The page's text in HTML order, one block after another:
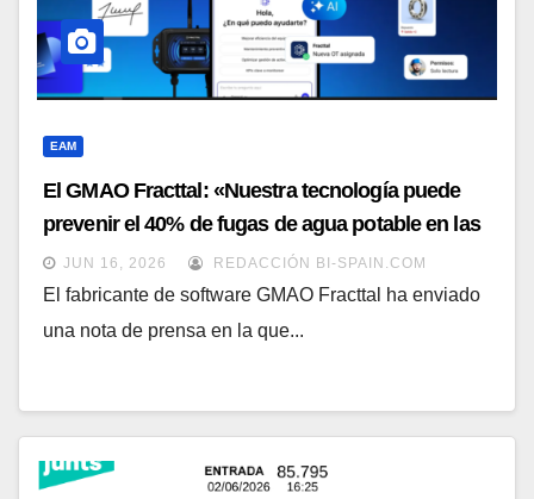
EAM
El GMAO Fracttal: «Nuestra tecnología puede
prevenir el 40% de fugas de agua potable en las
ciudades»
JUN 16, 2026 REDACCIÓN BI-SPAIN.COM
El fabricante de software GMAO Fracttal ha enviado
una nota de prensa en la que...